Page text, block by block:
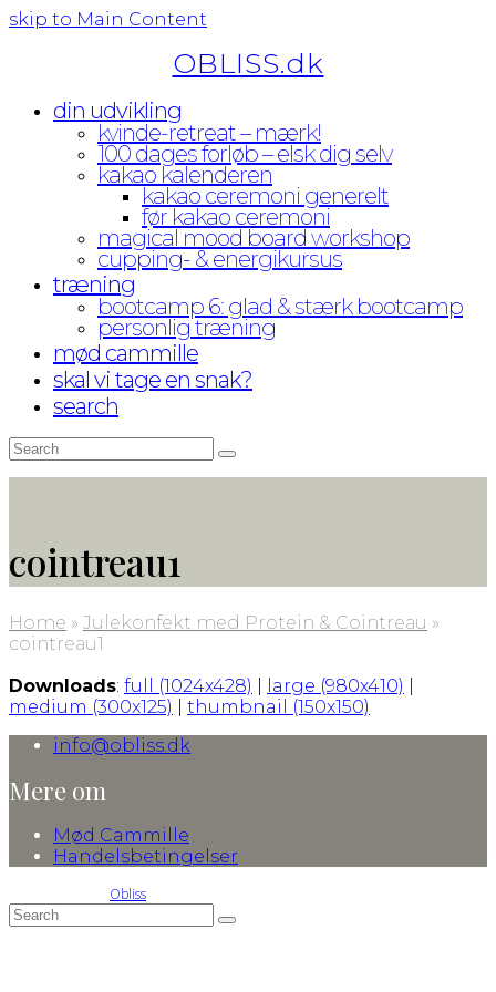
skip to Main Content
OBLISS.dk
din udvikling
kvinde-retreat – mærk!
100 dages forløb – elsk dig selv
kakao kalenderen
kakao ceremoni generelt
før kakao ceremoni
magical mood board workshop
cupping- & energikursus
træning
bootcamp 6: glad & stærk bootcamp
personlig træning
mød cammille
skal vi tage en snak?
search
Search
Submit
cointreau1
Home » Julekonfekt med Protein & Cointreau »
cointreau1
Downloads: full (1024x428) large (980x410)
medium (300x125)
thumbnail (150x150)
info@obliss.dk
Mere om
Mød Cammille
Handelsbetingelser
Obliss
Back
To
Search
Submit